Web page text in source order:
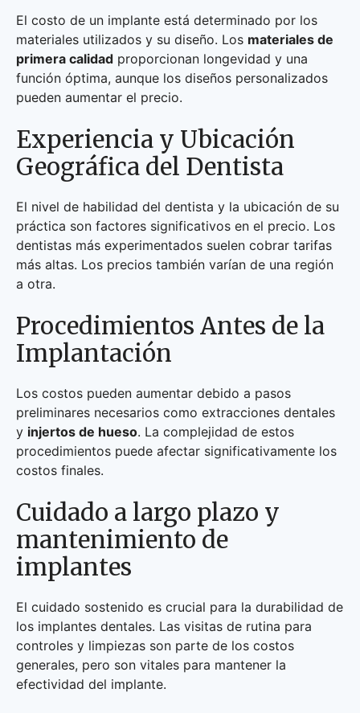
El costo de un implante está determinado por los
materiales utilizados y su diseño. Los materiales de
primera calidad proporcionan longevidad y una
función óptima, aunque los diseños personalizados
pueden aumentar el precio.
Experiencia y Ubicación
Geográfica del Dentista
El nivel de habilidad del dentista y la ubicación de su
práctica son factores significativos en el precio. Los
dentistas más experimentados suelen cobrar tarifas
más altas. Los precios también varían de una región
a otra.
Procedimientos Antes de la
Implantación
Los costos pueden aumentar debido a pasos
preliminares necesarios como extracciones dentales
y injertos de hueso. La complejidad de estos
procedimientos puede afectar significativamente los
costos finales.
Cuidado a largo plazo y
mantenimiento de
implantes
El cuidado sostenido es crucial para la durabilidad de
los implantes dentales. Las visitas de rutina para
controles y limpiezas son parte de los costos
generales, pero son vitales para mantener la
efectividad del implante.